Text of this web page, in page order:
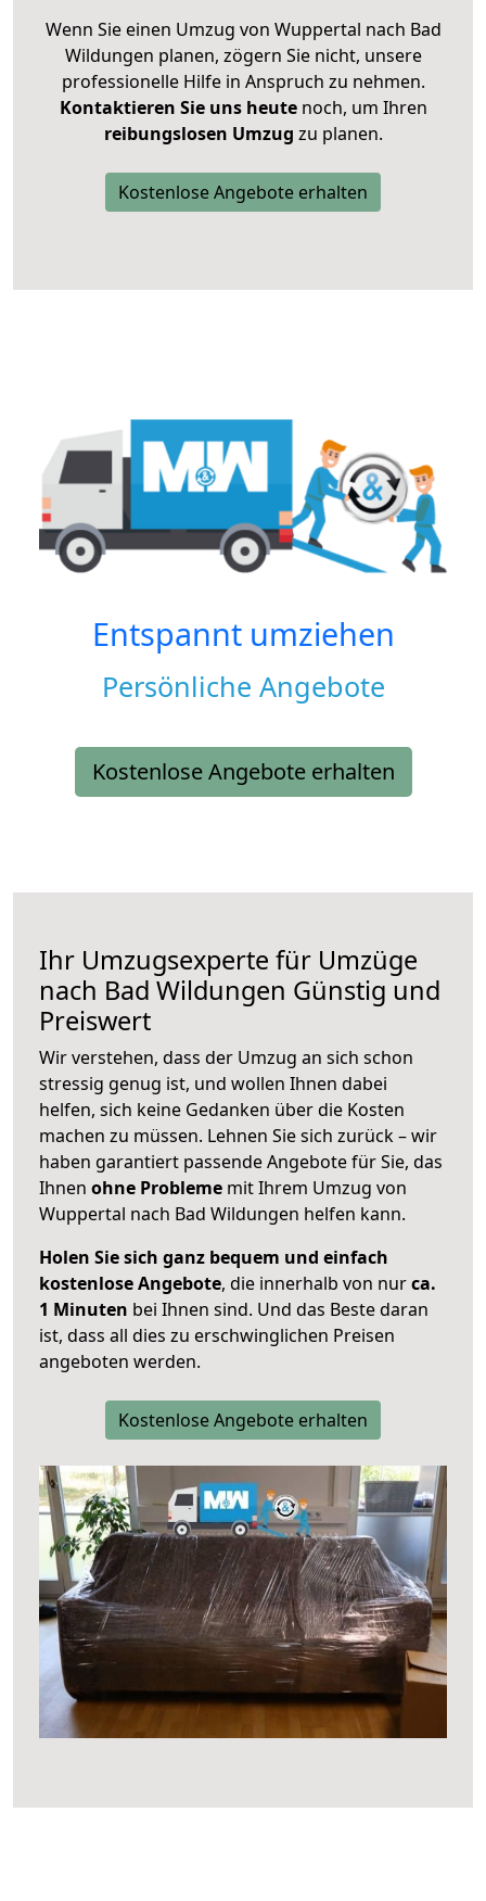
Wenn Sie einen Umzug von Wuppertal nach Bad
Wildungen planen, zögern Sie nicht, unsere
professionelle Hilfe in Anspruch zu nehmen.
Kontaktieren Sie uns heutenoch, um Ihren
reibungslosen Umzug zu planen.
Kostenlose Angebote erhalten
Entspannt umziehen
Persönliche Angebote
Kostenlose Angebote erhalten
Ihr Umzugsexperte für Umzüge
nach Bad Wildungen Günstig und
Preiswert
Wir verstehen, dass der Umzug an sich schon
stressig genug ist, und wollen Ihnen dabei
helfen, sich keine Gedanken über die Kosten
machen zu müssen. Lehnen Sie sich zurück – wir
haben garantiert passende Angebote für Sie, das
Ihnen ohne Probleme mit Ihrem Umzug von
Wuppertal nach Bad Wildungen helfen kann.
Holen Sie sich ganz bequem und einfach
kostenlose Angebote, die innerhalb von nurca.
1 Minuten bei Ihnen sind. Und das Beste daran
ist, dass all dies zu erschwinglichen Preisen
angeboten werden.
Kostenlose Angebote erhalten